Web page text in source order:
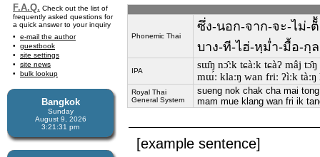
F.A.Q. Check out the list of
frequently asked questions for
a quick answer to your inquiry
e-mail the author
guestbook
site settings
site news
bulk lookup
Bangkok
Sunday
August 9, 2026
3:21:32 pm
Phonemic Thai
ซึ่ง-นอก-จาก-จะ-ไม่-
บาง-ที-ไฮ่-หฺม่ำ-มื้อ-กฺ
IPA
sɯ̂ŋ nɔ̂ːk tɕàːk tɕàʔ mâj tɔ̂ŋ
mɯ́ː klaːŋ wan friː ʔìːk tàːŋ
Royal Thai
General System
sueng nok chak cha mai
mam mue klang wan fri ik
[example sentence]